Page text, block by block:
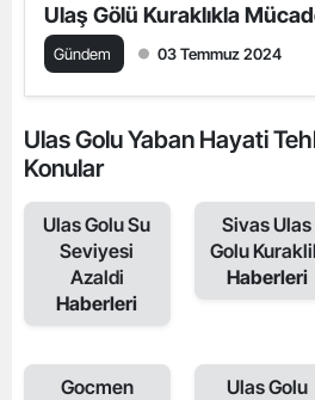
Ulaş Gölü Kuraklıkla
Gündem 03 Temmuz 2024
Ulas Golu Yaban Hayati
Konular
Ulas Golu Su
Seviyesi
Azaldi
Haberleri
Sivas Ulas
Golu
Haberleri
Gocmen
Ulas Golu